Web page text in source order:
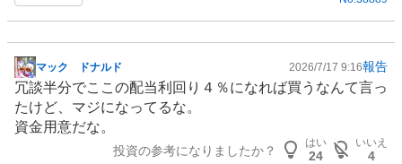
掲
示
板
記
マック ドナルド 2026/7/17 9:16報告
冗談半分でここの配当利回り４％になれば買うなんて言っ
たけど、マジになってるな。
資金用意だな。
投資の参考になりましたか？
はい
24
いいえ
4